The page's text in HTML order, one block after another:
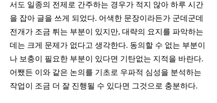
서도 일종의 전제로 간주하는 경우가 적지 않아 하루 시간
을 잡아 글을 쓰게 되었다. 어색한 문장이라든가 군데군데
전개가 조금 튀는 부분이 있지만, 대략의 요지를 파악하는
데는 크게 문제가 없다고 생각한다. 동의할 수 없는 부분이
나 보충이 필요한 부분이 있다면 기탄없는 지적을 바란다.
어쨌든 이와 같은 논의를 기초로 우파적 심성을 분석하는
작업이 조금 더 잘 진행될 수 있다면 그것으로 충분하다.